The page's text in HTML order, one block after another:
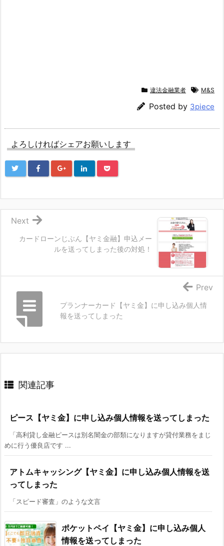
違法金融業者 M&S
Posted by 3piece
よろしければシェアお願いします
カードローンじぶん【ヤミ金融】申込メー
ルを送ってしまった後の対処！
Next
プランナーカード【ヤミ金】に申し込み個人情
報を送ってしまった
Prev
関連記事
ピース【ヤミ金】に申し込み個人情報を送ってしまった
「高利貸し金融ピースは別名闇金の部類になりますが貸付業務をまじ
めに行う優良店です ...
アトムキャッシング【ヤミ金】に申し込み個人情報を送
ってしまった
「スピード審査」のような文言
ポケットペイ【ヤミ金】に申し込み個人
情報を送ってしまった